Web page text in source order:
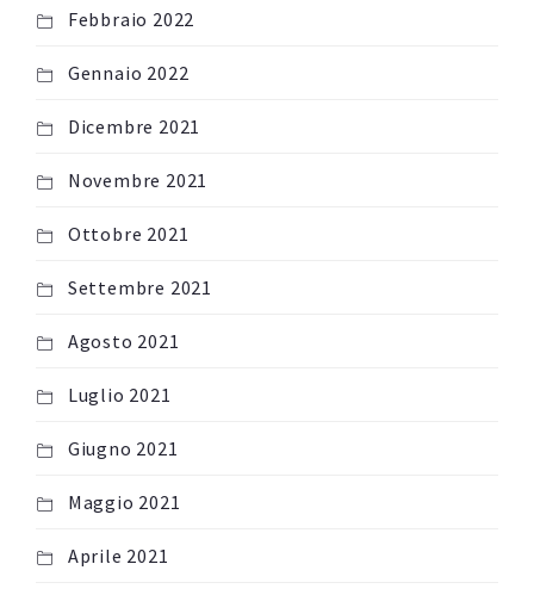
Febbraio 2022
Gennaio 2022
Dicembre 2021
Novembre 2021
Ottobre 2021
Settembre 2021
Agosto 2021
Luglio 2021
Giugno 2021
Maggio 2021
Aprile 2021